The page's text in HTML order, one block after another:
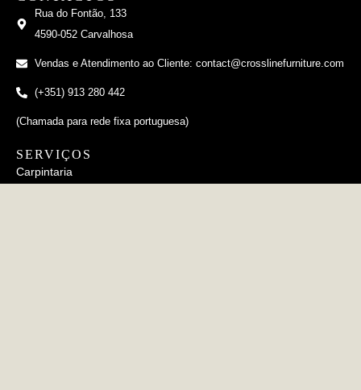
Rua do Fontão, 133
4590-052 Carvalhosa
Vendas e Atendimento ao Cliente: contact@crosslinefurniture.com
(+351) 913 280 442
(Chamada para rede fixa portuguesa)
SERVIÇOS
Carpintaria